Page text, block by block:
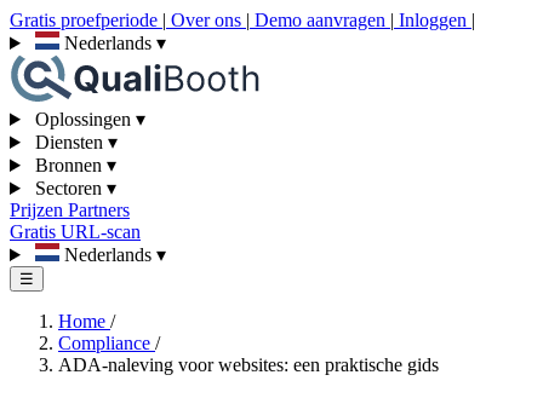
Gratis proefperiode | Over ons | Demo aanvragen | Inloggen |
Nederlands ▾
Oplossingen ▾
Diensten ▾
Bronnen ▾
Sectoren ▾
Prijzen Partners
Gratis URL-scan
Nederlands ▾
☰
Home /
Compliance /
ADA-naleving voor websites: een praktische gids